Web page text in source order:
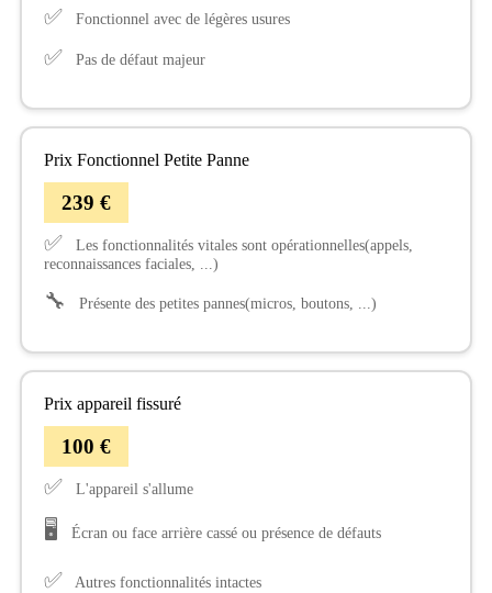
✅ Fonctionnel avec de légères usures
✅ Pas de défaut majeur
Prix Fonctionnel Petite Panne
239 €
✅
Les fonctionnalités vitales sont opérationnelles(appels,
reconnaissances faciales, ...)
🔧 Présente des petites pannes(micros, boutons, ...)
Prix appareil fissuré
100 €
✅ L'appareil s'allume
🖥️ Écran ou face arrière cassé ou présence de défauts
✅ Autres fonctionnalités intactes